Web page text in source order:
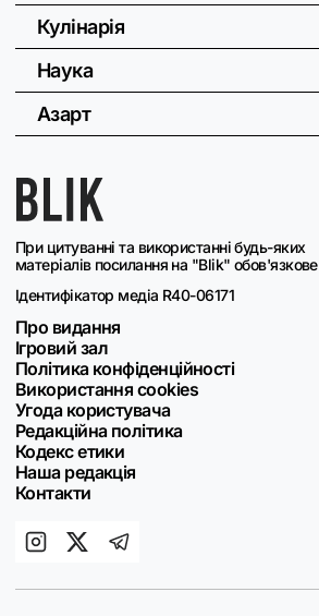
При цитуванні та використанні будь-яких
матеріалів посилання на "Blik" обов'язкове
Ідентифікатор медіа R40-06171
Про видання
Ігровий зал
Політика конфіденційності
Використання cookies
Угода користувача
Редакційна політика
Кодекс етики
Наша редакція
Контакти
Кулінарія
Наука
Азарт